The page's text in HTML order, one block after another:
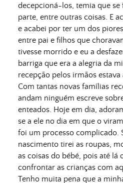
decepcioná-los, temia que se
parte, entre outras coisas. E
e acabei por ter um dos
entre pai e filhos que
tivesse morrido e eu a
barriga que era a alegria da
recepção pelos irmãos
Com tantas novas famílias
andam ninguém escreve
enteados. Hoje em dia,
se a ele no dia em que o
foi um processo complicado.
nascimento tirei as roupas,
as coisas do bébé, pois até lá
confrontar as crianças com
Tenho muita pena que a